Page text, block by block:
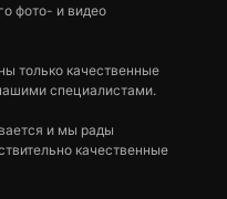
фото- и видео
только качественные
специалистами.
и мы рады
качественные